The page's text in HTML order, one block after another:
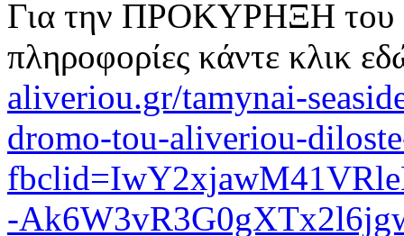
Για την ΠΡΟΚΥΡΗΞΗ του
πληροφορίες κάντε κλικ
aliveriou.gr/tamynai-
dromo-tou-aliveriou-
-